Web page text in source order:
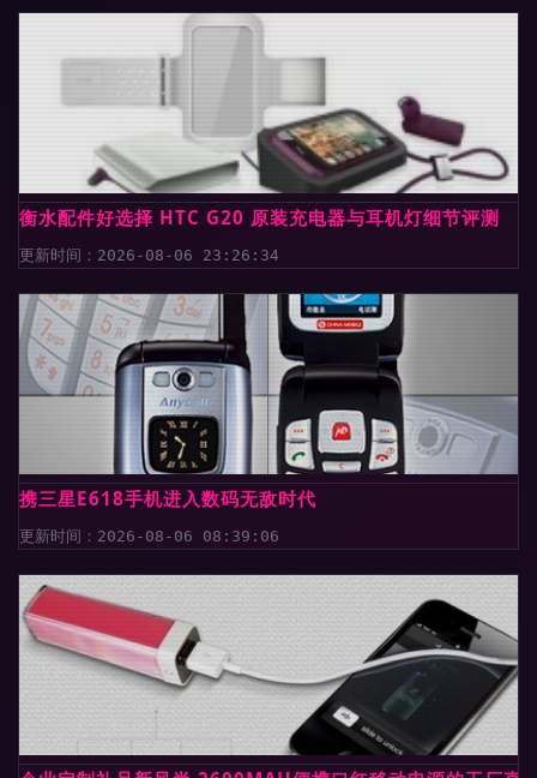
衡水配件好选择 HTC G20 原装充电器与耳机灯细节评测
更新时间：2026-08-06 23:26:34
携三星E618手机进入数码无敌时代
更新时间：2026-08-06 08:39:06